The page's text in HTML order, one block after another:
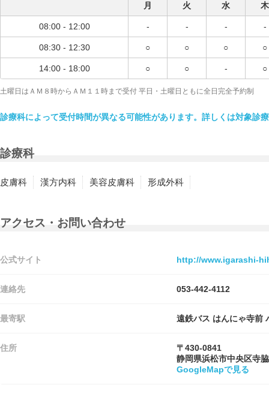
月 火 水 木
08:00 - 12:00 - - - -
08:30 - 12:30 ○ ○ ○ ○
14:00 - 18:00 ○ ○ - ○
土曜日はＡＭ８時からＡＭ１１時まで受付 平日・土曜日ともに全日完全予約制
診療科によって受付時間が異なる可能性があります。詳しくは対象診
診療科
皮膚科 漢方内科 美容皮膚科 形成外科
アクセス・お問い合わせ
公式サイト http://www.igarashi-
連絡先 053-442-4112
最寄駅 遠鉄バス はんにゃ寺前
住所
〒430-0841
静岡県浜松市中央区寺
GoogleMapで見る